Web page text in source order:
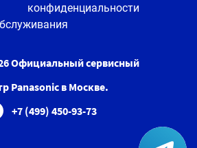
конфиденциальности
Официальный сервисный
Panasonic в Москве.
+7 (499) 450-93-73